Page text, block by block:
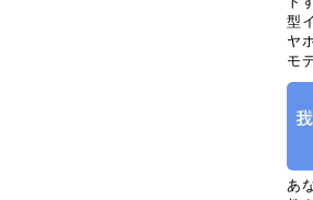
型
ヤ
モ
あ